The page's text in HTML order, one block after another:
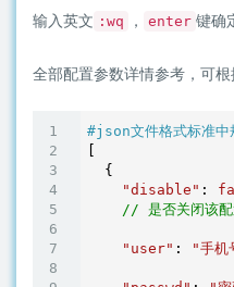
输入英文 :wq ， enter 键确
全部配置参数详情参考，可根
#json文件格式标准中
  {
"disable" :
// 是否关闭该配
"user" : "手机